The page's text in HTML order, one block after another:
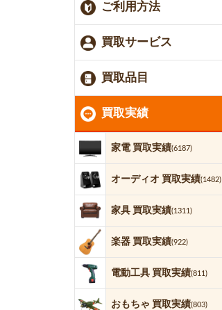
ご利用方法
買取サービス
買取品目
買取実績
家電 買取実績(6187)
オーディオ 買取実績(1482)
家具 買取実績(1311)
楽器 買取実績(922)
電動工具 買取実績(811)
おもちゃ 買取実績(803)